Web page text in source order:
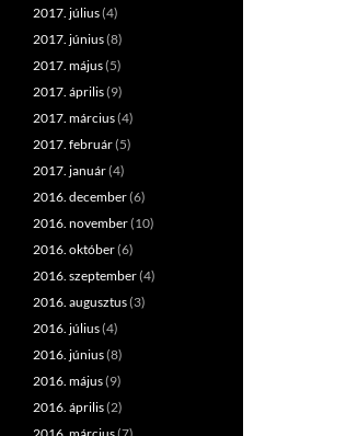
2017. július(4)
2017. június(8)
2017. május(5)
2017. április(9)
2017. március(4)
2017. február(5)
2017. január(4)
2016. december(6)
2016. november(10)
2016. október(6)
2016. szeptember(4)
2016. augusztus(3)
2016. július(4)
2016. június(8)
2016. május(9)
2016. április(2)